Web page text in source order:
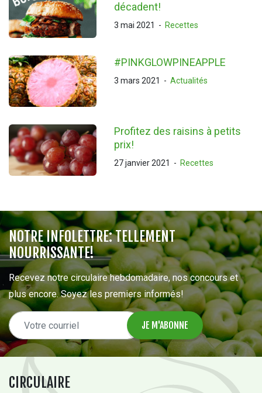
décadent!
3 mai 2021 - Recettes
#PINKGLOWPINEAPPLE
3 mars 2021 - Actualités
Profitez des raisins à petits
prix!
27 janvier 2021 - Recettes
CIRCULAIRE
NOTRE INFOLETTRE: TELLEMENT
NOURRISSANTE!
Recevez notre circulaire hebdomadaire, nos concours et
plus encore. Soyez les premiers informés!